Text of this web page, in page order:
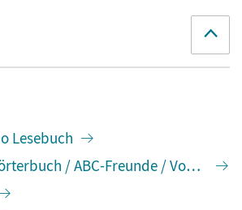
Lesebuch
/ ABC-Freunde / Von A bis Z